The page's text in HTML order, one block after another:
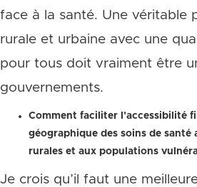
face à la santé. Une véritable
rurale et urbaine avec une
pour tous doit vraiment être
gouvernements.
Comment faciliter l’accessibilité
géographique des soins de santé
rurales et aux populations
Je crois qu’il faut une